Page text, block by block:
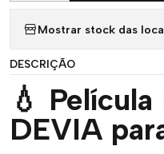
Mostrar stock das
DESCRIÇÃO
💧
DEVIA